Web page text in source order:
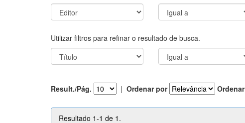
Utilizar filtros para refinar o resultado de busca.
Result./Pág. | Ordenar por Ordenar
Resultado 1-1 de 1.